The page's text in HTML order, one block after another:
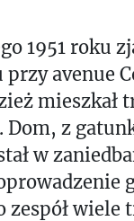
1951 roku
avenue
mieszkał
Dom, z
w
zespół wiele